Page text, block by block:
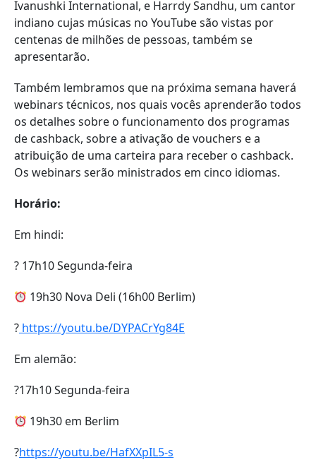
Ivanushki International, e Harrdy Sandhu, um cantor
indiano cujas músicas no YouTube são vistas por
centenas de milhões de pessoas, também se
apresentarão.
Também lembramos que na próxima semana haverá
webinars técnicos, nos quais vocês aprenderão todos
os detalhes sobre o funcionamento dos programas
de cashback, sobre a ativação de vouchers e a
atribuição de uma carteira para receber o cashback.
Os webinars serão ministrados em cinco idiomas.
Horário:
Em hindi:
? 17h10 Segunda-feira
19h30 Nova Deli (16h00 Berlim)
? https://youtu.be/DYPACrYg84E
Em alemão:
?17h10 Segunda-feira
19h30 em Berlim
?https://youtu.be/HafXXpIL5-s